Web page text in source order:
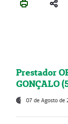
Prestador
GONÇALO
07 de Agosto de